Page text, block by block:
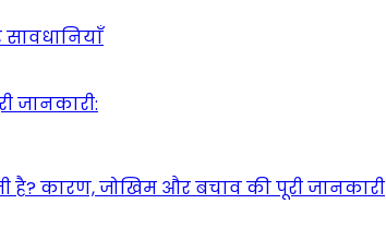
जानकारी:
है? कारण, जोखिम और बचाव की पूरी जानकारी